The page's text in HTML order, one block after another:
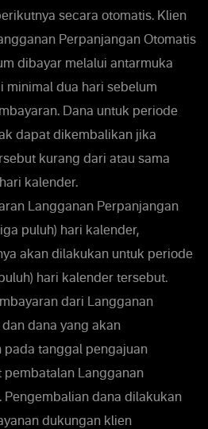
secara otomatis. Klien
Perpanjangan Otomatis
dibayar melalui antarmuka
minimal dua hari sebelum
Dana untuk periode
dapat dikembalikan jika
kurang dari atau sama
kalender.
Langganan Perpanjangan
puluh) hari kalender,
akan dilakukan untuk periode
hari kalender tersebut.
dari Langganan
dana yang akan
tanggal pengajuan
Langganan
Pengembalian dana dilakukan
dukungan klien